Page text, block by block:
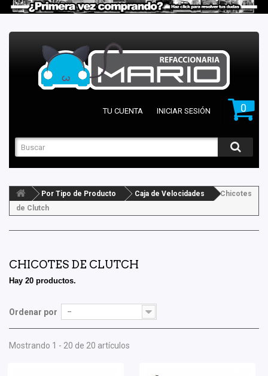
0
TU CUENTA INICIAR SESIÓN
Por Tipo de Producto Caja de Velocidades
Chicotes
de Clutch
CHICOTES DE CLUTCH
Hay 20 productos.
Ordenar por --
Mostrando 1 - 20 de 20 artículos